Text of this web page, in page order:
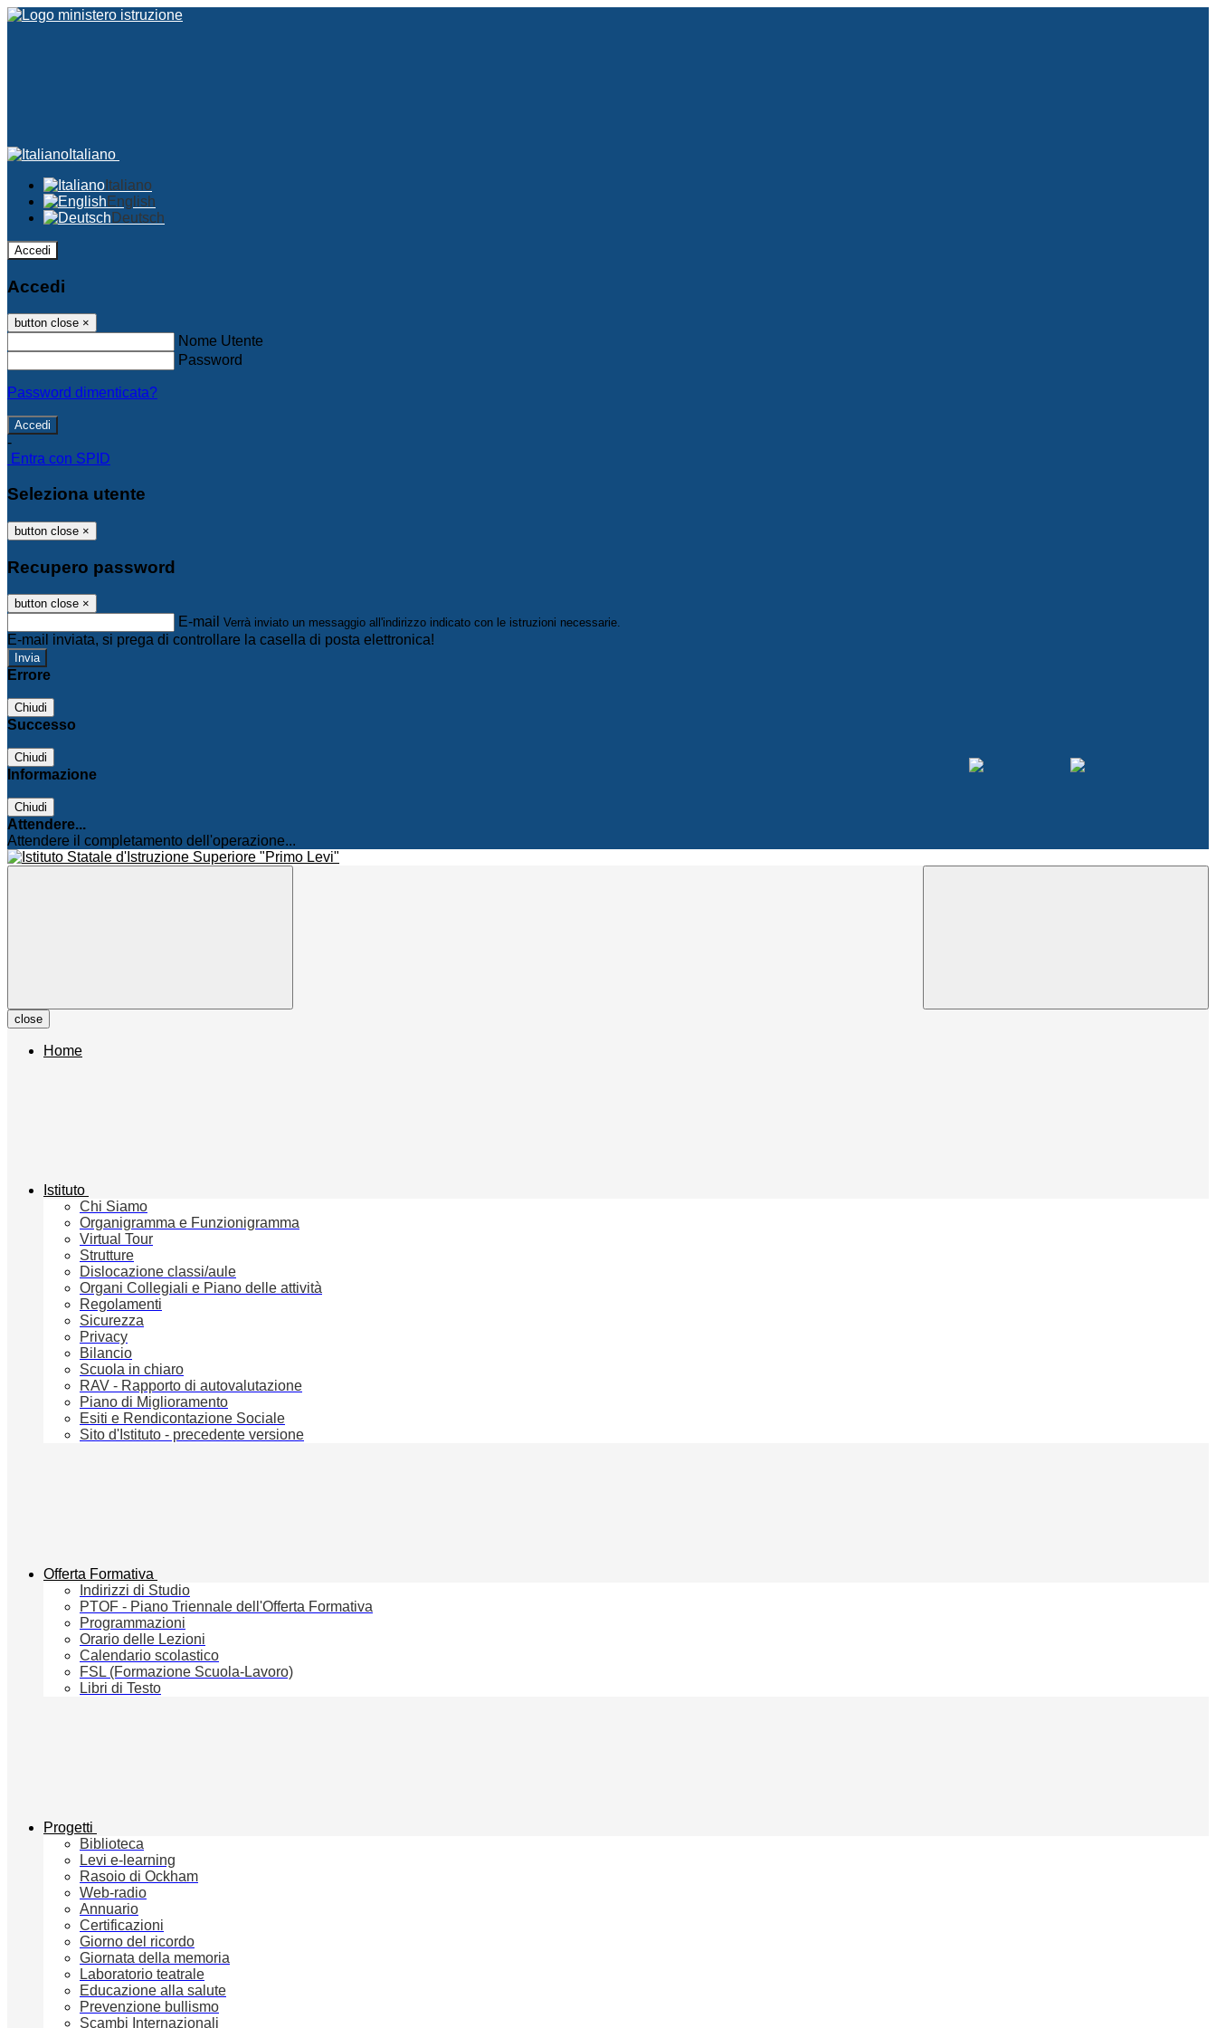
Italiano
Italiano
English
Deutsch
Accedi
Accedi
button close ×
Nome Utente
Password
Password dimenticata?
-
Entra con SPID
Seleziona utente
button close ×
Recupero password
button close ×
E-mail Verrà inviato un messaggio all'indirizzo indicato con le istruzioni necessarie.
E-mail inviata, si prega di controllare la casella di posta elettronica!
Errore
Chiudi
Successo
Chiudi
Informazione
Chiudi
Attendere...
Attendere il completamento dell'operazione...
close
Home
Istituto
Chi Siamo
Organigramma e Funzionigramma
Virtual Tour
Strutture
Dislocazione classi/aule
Organi Collegiali e Piano delle attività
Regolamenti
Sicurezza
Privacy
Bilancio
Scuola in chiaro
RAV - Rapporto di autovalutazione
Piano di Miglioramento
Esiti e Rendicontazione Sociale
Sito d'Istituto - precedente versione
Offerta Formativa
Indirizzi di Studio
PTOF - Piano Triennale dell'Offerta Formativa
Programmazioni
Orario delle Lezioni
Calendario scolastico
FSL (Formazione Scuola-Lavoro)
Libri di Testo
Progetti
Biblioteca
Levi e-learning
Rasoio di Ockham
Web-radio
Annuario
Certificazioni
Giorno del ricordo
Giornata della memoria
Laboratorio teatrale
Educazione alla salute
Prevenzione bullismo
Scambi Internazionali